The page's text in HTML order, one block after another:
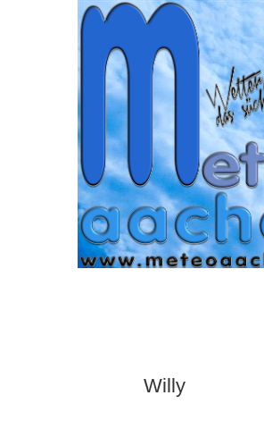
Willy